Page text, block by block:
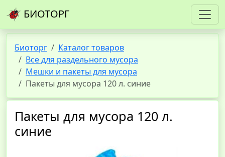
БИОТОРГ
Биоторг
Каталог товаров
Все для раздельного мусора
Мешки и пакеты для мусора
Пакеты для мусора 120 л. синие
Пакеты для мусора 120 л.
синие